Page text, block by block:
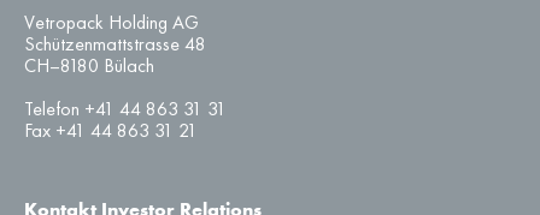
Vetropack Holding AG
Schützenmattstrasse 48
CH–8180 Bülach
Telefon +41 44 863 31 31
Fax +41 44 863 31 21
Kontakt Investor Relations